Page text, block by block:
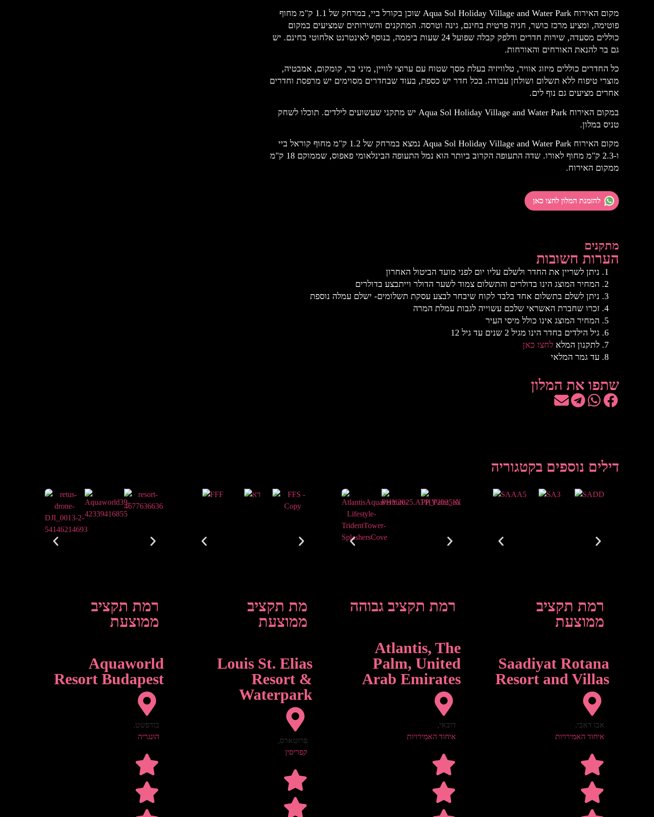
מקום האירוח Aqua Sol Holiday Village and Water Park שוכן בקורל ביי, במרחק של 1.1 ק"מ מחוף
פוטימה, ומציע מרכז כושר, חניה פרטית בחינם, גינה וטרסה. המתקנים והשירותים שמציעים במקום
כוללים מסעדה, שירות חדרים ודלפק קבלה שפועל 24 שעות ביממה, בנוסף לאינטרנט אלחוטי בחינם. יש
גם בר להנאת האורחים והאורחות.
כל החדרים כוללים מיזוג אוויר, טלוויזיה בעלת מסך שטוח עם ערוצי לוויין, מיני בר, קומקום, אמבטיה,
מוצרי טיפוח ללא תשלום ושולחן עבודה. בכל חדר יש כספת, בעוד שבחדרים מסוימים יש מרפסת וחדרים
אחרים מציעים גם נוף לים.
במקום האירוח Aqua Sol Holiday Village and Water Park יש מתקני שעשועים לילדים. תוכלו לשחק
טניס במלון.
מקום האירוח Aqua Sol Holiday Village and Water Park נמצא במרחק של 1.2 ק"מ מחוף קוראל ביי
ו-2.3 ק"מ מחוף לאורו. שדה התעופה הקרוב ביותר הוא נמל התעופה הבינלאומי פאפוס, שממוקם 18 ק"מ
ממקום האירוח.
להזמנת המלון לחצו כאן
מתקנים
הערות חשובות
ניתן לשריין את החדר ולשלם עליו יום לפני מועד הביטול האחרון
המחיר המוצג הינו בדולרים והתשלום צמוד לשער הדולר וייתבצע בדולרים
ניתן לשלם בתשלום אחד בלבד לקוח שיבחר לבצע עסקת תשלומים- ישלם עמלה נוספת
זכרו שחברת האשראי שלכם עשוייה לגבות עמלת המרה
המחיר המוצג אינו כולל מיסי העיר
גיל הילדים בחדר הינו מגיל 2 שנים עד גיל 12
לתקנון המלא לחצו כאן
עד גמר המלאי
שתפו את המלון
דילים נוספים בקטגוריה
רמת תקציב
ממוצעת
Saadiyat Rotana
Resort and Villas
אבו דאבי,
איחוד האמירויות
רמת תקציב גבוהה
Atlantis, The
Palm, United
Arab Emirates
דובאי,
איחוד האמירויות
מת תקציב
ממוצעת
Louis St. Elias
Resort &
Waterpark
פרוטארס,
קפריסין
רמת תקציב
ממוצעת
Aquaworld
Resort Budapest
בודפשט,
הונגריה